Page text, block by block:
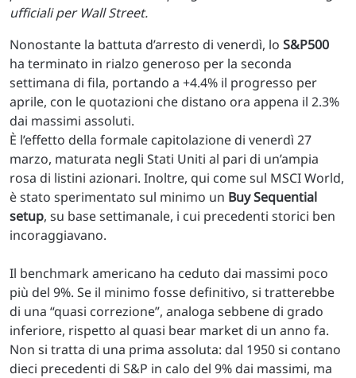
ufficiali per Wall Street.
Nonostante la battuta d’arresto di venerdì, lo S&P500
ha terminato in rialzo generoso per la seconda
settimana di fila, portando a +4.4% il progresso per
aprile, con le quotazioni che distano ora appena il 2.3%
dai massimi assoluti.
È l’effetto della formale capitolazione di venerdì 27
marzo, maturata negli Stati Uniti al pari di un’ampia
rosa di listini azionari. Inoltre, qui come sul MSCI World,
è stato sperimentato sul minimo un Buy Sequential
setup, su base settimanale, i cui precedenti storici ben
incoraggiavano.
Il benchmark americano ha ceduto dai massimi poco
più del 9%. Se il minimo fosse definitivo, si tratterebbe
di una “quasi correzione”, analoga sebbene di grado
inferiore, rispetto al quasi bear market di un anno fa.
Non si tratta di una prima assoluta: dal 1950 si contano
dieci precedenti di S&P in calo del 9% dai massimi, ma